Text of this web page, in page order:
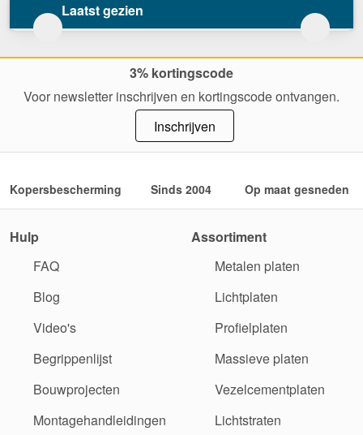
Laatst gezien
3% kortingscode
Voor newsletter inschrijven en kortingscode ontvangen.
Inschrijven
Kopersbescherming Sinds 2004 Op maat gesneden
Hulp
FAQ
Blog
Video's
Begrippenlijst
Bouwprojecten
Montagehandleidingen
Assortiment
Metalen platen
Lichtplaten
Profielplaten
Massieve platen
Vezelcementplaten
Lichtstraten